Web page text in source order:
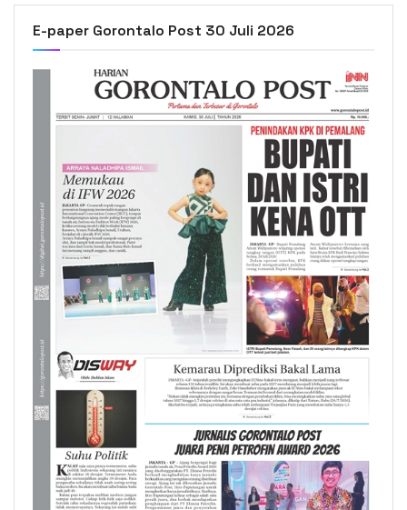
E-paper Gorontalo Post 30 Juli 2026